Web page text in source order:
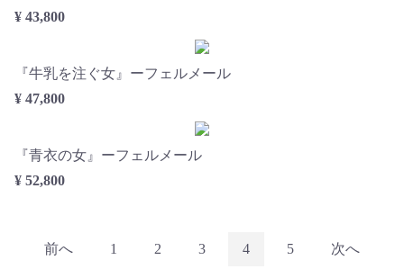
¥ 43,800
『牛乳を注ぐ女』ーフェルメール
¥ 47,800
『青衣の女』ーフェルメール
¥ 52,800
前へ 1 2 3 4 5 次へ